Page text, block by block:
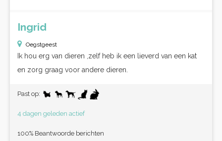
Ingrid
Oegstgeest
Ik hou erg van dieren ,zelf heb ik een lieverd van een kat
en zorg graag voor andere dieren.
Past op:
4 dagen geleden actief
100% Beantwoorde berichten